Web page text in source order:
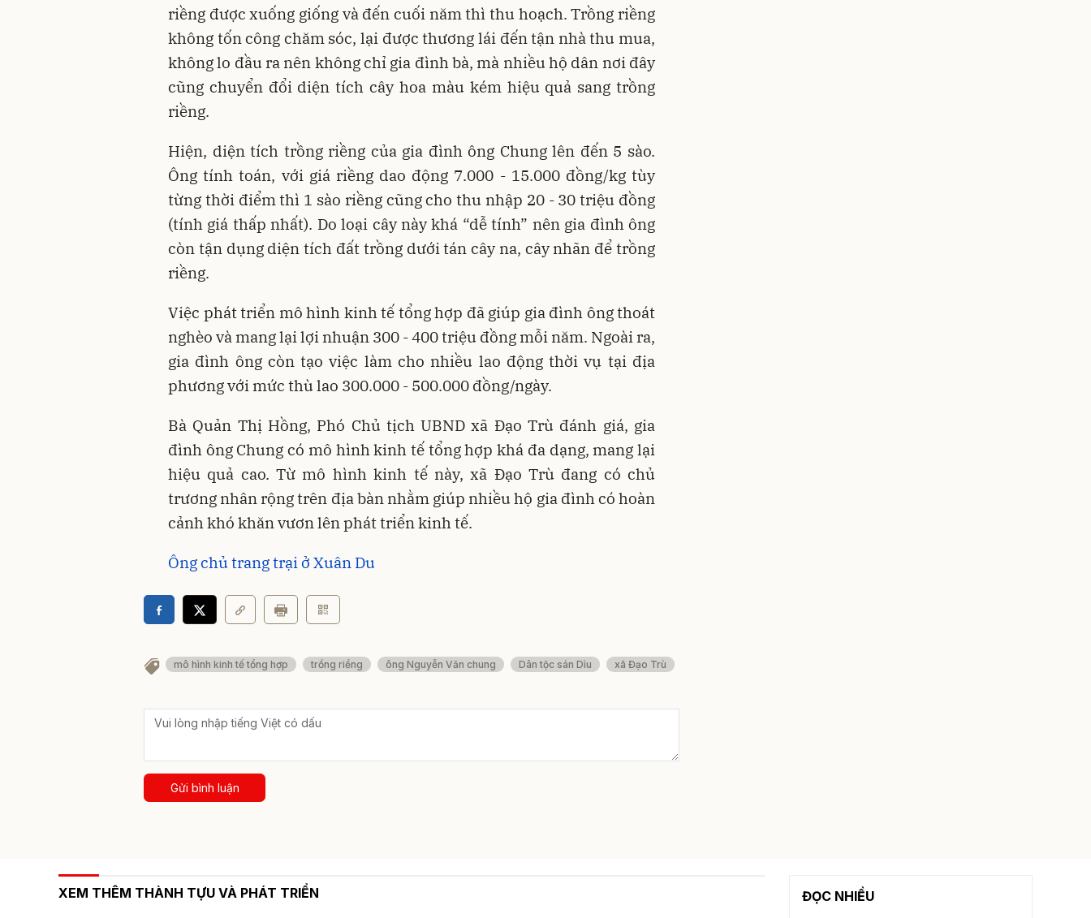
riềng được xuống giống và đến cuối năm thì thu hoạch. Trồng riềng
không tốn công chăm sóc, lại được thương lái đến tận nhà thu mua,
không lo đầu ra nên không chỉ gia đình bà, mà nhiều hộ dân nơi đây
cũng chuyển đổi diện tích cây hoa màu kém hiệu quả sang trồng
riềng.
Hiện, diện tích trồng riềng của gia đình ông Chung lên đến 5 sào.
Ông tính toán, với giá riềng dao động 7.000 - 15.000 đồng/kg tùy
từng thời điểm thì 1 sào riềng cũng cho thu nhập 20 - 30 triệu đồng
(tính giá thấp nhất). Do loại cây này khá “dễ tính” nên gia đình ông
còn tận dụng diện tích đất trồng dưới tán cây na, cây nhãn để trồng
riềng.
Việc phát triển mô hình kinh tế tổng hợp đã giúp gia đình ông thoát
nghèo và mang lại lợi nhuận 300 - 400 triệu đồng mỗi năm. Ngoài ra,
gia đình ông còn tạo việc làm cho nhiều lao động thời vụ tại địa
phương với mức thù lao 300.000 - 500.000 đồng/ngày.
Bà Quản Thị Hồng, Phó Chủ tịch UBND xã Đạo Trù đánh giá, gia
đình ông Chung có mô hình kinh tế tổng hợp khá đa dạng, mang lại
hiệu quả cao. Từ mô hình kinh tế này, xã Đạo Trù đang có chủ
trương nhân rộng trên địa bàn nhằm giúp nhiều hộ gia đình có hoàn
cảnh khó khăn vươn lên phát triển kinh tế.
Ông chủ trang trại ở Xuân Du
mô hình kinh tế tổng hợp trồng riềng ông Nguyễn Văn chung Dân tộc sán Dìu xã Đạo Trù
Gửi bình luận
XEM THÊM THÀNH TỰU VÀ PHÁT TRIỂN ĐỌC NHIỀU